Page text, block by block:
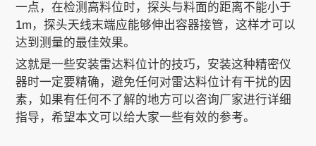
一点，在检测高料位时，探头与料面的距离不能小于
1m，探头天线末端应能够伸出容器接管，这样才可以
达到测量的最佳效果。
这就是一些安装雷达料位计的技巧，安装这种精密仪
器时一定要精确，避免任何对雷达料位计有干扰的因
素，如果有任何不了解的地方可以咨询厂家进行详细
指导，希望本文可以给大家一些有效的参考。